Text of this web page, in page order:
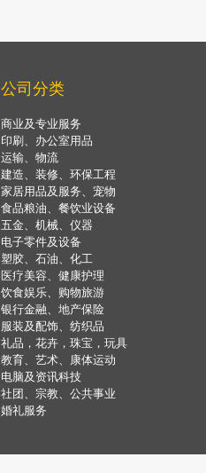
公司分类
商业及专业服务
印刷、办公室用品
运输、物流
建造、装修、环保工程
家居用品及服务、宠物
食品粮油、餐饮业设备
五金、机械、仪器
电子零件及设备
塑胶、石油、化工
医疗美容、健康护理
饮食娱乐、购物旅游
银行金融、地产保险
服装及配饰、纺织品
礼品，花卉，珠宝，玩具
教育、艺术、康体运动
电脑及资讯科技
社团、宗教、公共事业
婚礼服务